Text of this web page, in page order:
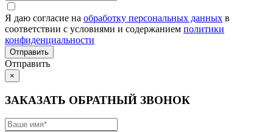
Я даю согласие на обработку персональных данных в
соответствии с условиями и содержанием политики
конфиденциальности
Отправить
×
ЗАКАЗАТЬ ОБРАТНЫЙ ЗВОНОК